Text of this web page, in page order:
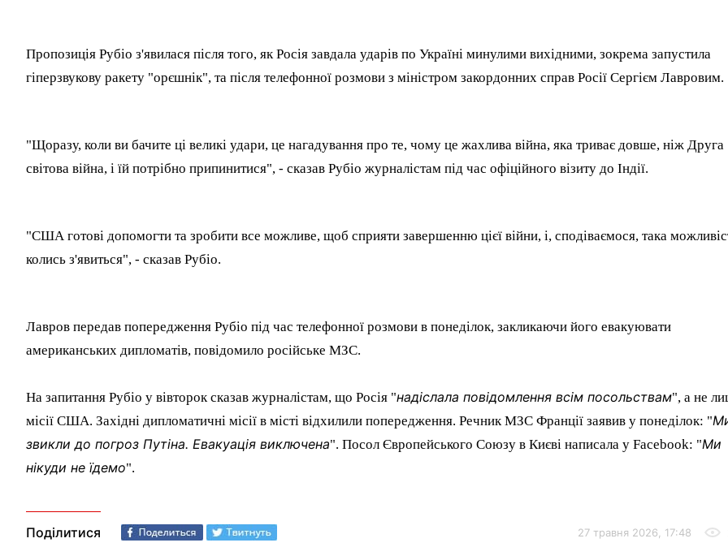
Пропозиція Рубіо з'явилася після того, як Росія завдала ударів по Україні минулими вихідними, зокрема запустила
гіперзвукову ракету "орєшнік", та після телефонної розмови з міністром закордонних справ Росії Сергієм Лавровим.
"Щоразу, коли ви бачите ці великі удари, це нагадування про те, чому це жахлива війна, яка триває довше, ніж Друга
світова війна, і їй потрібно припинитися", - сказав Рубіо журналістам під час офіційного візиту до Індії.
"США готові допомогти та зробити все можливе, щоб сприяти завершенню цієї війни, і, сподіваємося, така
колись з'явиться", - сказав Рубіо.
Лавров передав попередження Рубіо під час телефонної розмови в понеділок, закликаючи його евакуювати
американських дипломатів, повідомило російське МЗС.
На запитання Рубіо у вівторок сказав журналістам, що Росія "надіслала повідомлення всім посольствам", а не
місії США. Західні дипломатичні місії в місті відхилили попередження. Речник МЗС Франції заявив у понеділок: "
звикли до погроз Путіна. Евакуація виключена". Посол Європейського Союзу в Києві написала у Facebook: "Ми
нікуди не їдемо".
Поділитися 27 травня 2026, 17:48